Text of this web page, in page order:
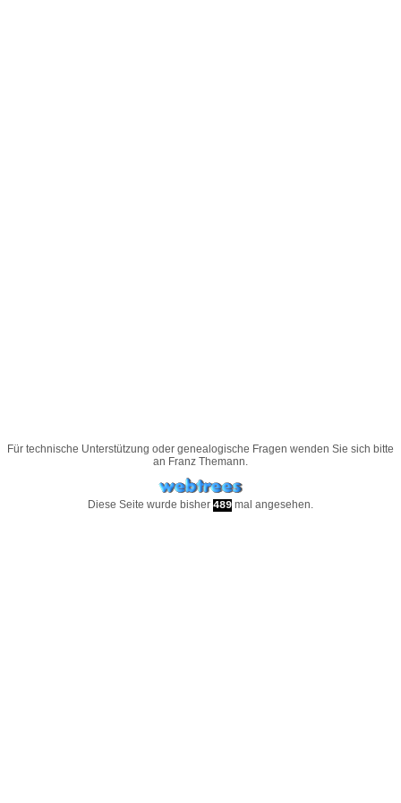
Für technische Unterstützung oder genealogische Fragen wenden Sie sich bitte
an Franz Themann.
Diese Seite wurde bisher 489 mal angesehen.